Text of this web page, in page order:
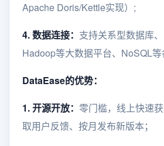
Apache Doris/Kettle实现）;
4. 数据连接： 支持关系型数据库、
Hadoop等大数据平台、NoSQL等
DataEase的优势：
1. 开源开放： 零门槛，线上快速
取用户反馈、按月发布新版本；